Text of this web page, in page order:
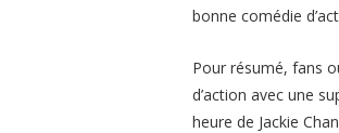
bonne comédie
Pour résumé, fans
d’action avec une
heure de Jackie